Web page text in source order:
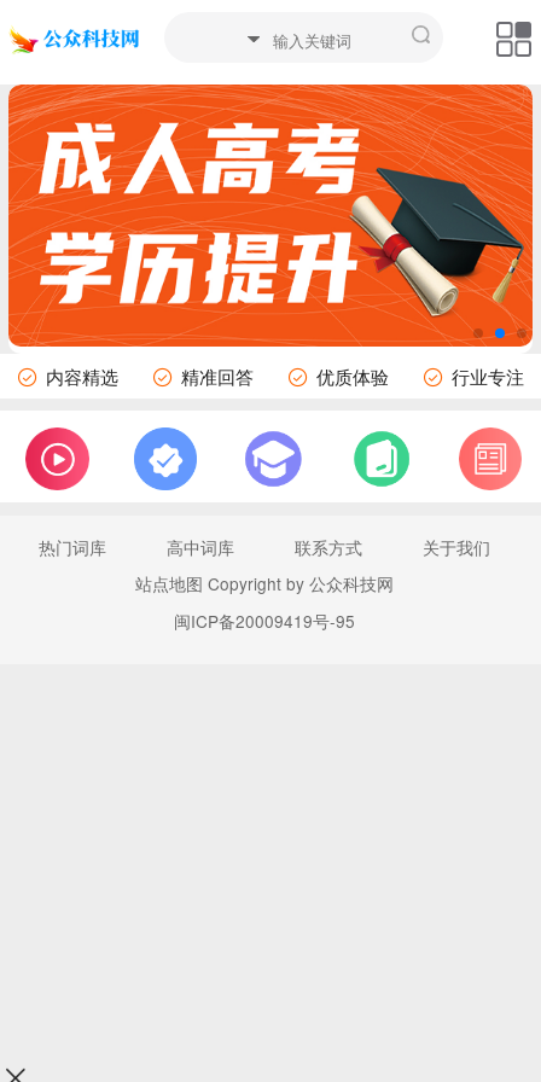
内容精选 精准回答 优质体验 行业专注
热门词库 高中词库 联系方式
关于我们
站点地图 Copyright by 公众科技网
闽ICP备20009419号-95